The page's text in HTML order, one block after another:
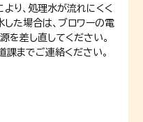
り、処理水が流れにくく
した場合は、ブロワーの電
を差し直してください。
課までご連絡ください。